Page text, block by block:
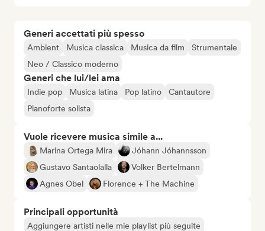
Generi accettati più spesso
Ambient Musica classica Musica da film
Strumentale
Neo / Classico moderno
Generi che lui/lei ama
Indie pop Musica latina Pop latino
Cantautore
Pianoforte solista
Vuole ricevere musica simile a...
Marina Ortega Mira
Jóhann Jóhannsson
Gustavo Santaolalla
Volker Bertelmann
Agnes Obel
Florence + The Machine
Principali opportunità
Aggiungere artisti nelle mie playlist più seguite